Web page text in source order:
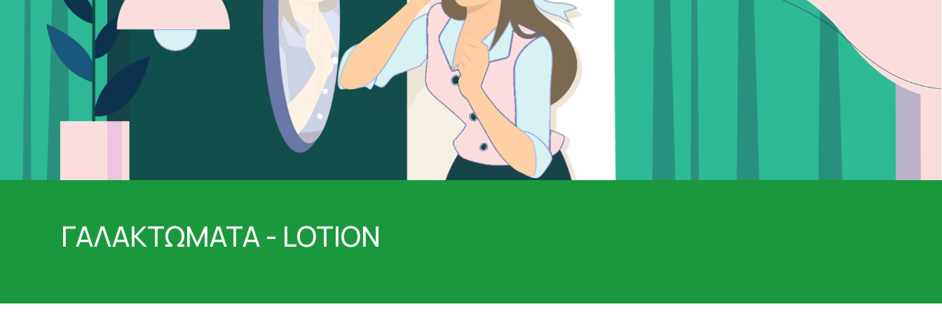
ΤΑΤΟΥΑΖ
ΨΩΡΙΑΣΗ
ΑΝΤΙΦΛΕΓΜΟΝΩΔΗ
ΑΠΟΤΟΞΙΝΩΣΗ
ΑΠΟΤΟΞΙΝΩΣΗ ΣΥΚΩΤΙΟΥ
ΑΡΘΡΙΤΙΔΑ
ΑΣΦΑΛΕΣ ΜΑΥΡΙΣΜΑ
ΑΦΥΔΑΤΩΣΗ
ΒΗΧΑΣ/ ΛΟΙΜΩΞΕΙΣ/ ΙΩΣΕΙΣ
ΓΑΣΤΡΕΝΤΕΡΙΚΟ
ΔΥΣΑΝΕΞΙΑ ΣΤΗ ΛΑΚΤΟΖΗ
ΘΥΡΕΟΕΙΔΗΣ
ΚΑΤΑΚΡΑΤΗΣΗ ΥΓΡΩΝ - ΔΙΟΥΡΗΤΙΚΑ
ΚΡΥΟΛΟΓΗΜΑ
ΚΥΤΤΑΡΙΤΙΔΑ
ΜΝΗΜΗ - ΝΟΗΤΙΚΕΣ ΛΕΙΤΟΥΡΓΙΕΣ
ΜΥΪΚΟΙ ΠΟΝΟΙ - ΠΙΑΣΙΜΑΤΑ
ΝΑΥΤΙΑ
ΝΕΥΡΟΠΑΘΗΤΙΚΟΣ ΠΟΝΟΣ - ΧΡΟΝΙΟΣ ΠΟΝΟΣ
ΝΥΧΙΑ - ΜΑΛΛΙΑ - ΔΕΡΜΑ
ΟΣΤΑ & ΠΡΟΒΛΗΜΑΤΑ ΑΡΘΡΩΣΕΩΝ
ΟΣΤΕΟΠΟΡΩΣΗ
ΣΤΥΤΙΚΗ ΔΥΣΛΕΙΤΟΥΡΓΙΑ - ΧΑΜΗΛΗ LIBIDO
ΓΑΛΑΚΤΩΜΑΤΑ - LOTION